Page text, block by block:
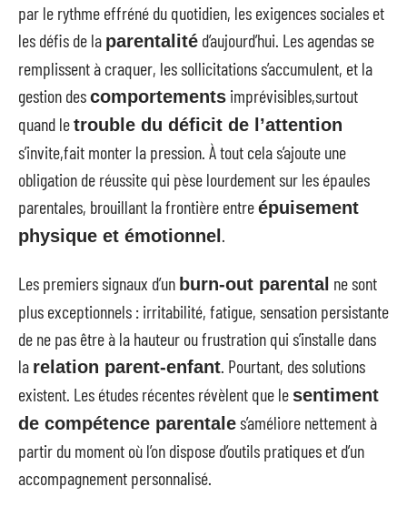
par le rythme effréné du quotidien, les exigences sociales et
les défis de la parentalité d’aujourd’hui. Les agendas se
remplissent à craquer, les sollicitations s’accumulent, et la
gestion descomportements imprévisibles,surtout
quand letrouble du déficit de l’attention
s’invite,fait monter la pression. À tout cela s’ajoute une
obligation de réussite qui pèse lourdement sur les épaules
parentales, brouillant la frontière entreépuisement
physique et émotionnel
Les premiers signaux d’un burn-out parental ne sont
plus exceptionnels : irritabilité, fatigue, sensation persistante
de ne pas être à la hauteur ou frustration qui s’installe dans
la relation parent-enfant. Pourtant, des solutions
existent. Les études récentes révèlent que le sentiment
de compétence parentales’améliore nettement à
partir du moment où l’on dispose d’outils pratiques et d’un
accompagnement personnalisé.